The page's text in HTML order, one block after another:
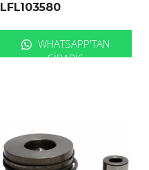
LFL103580
WHATSAPP'TAN
SIPARIŞ